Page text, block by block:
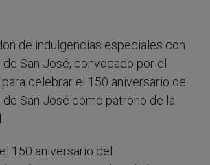
de indulgencias especiales con
San José, convocado por el
celebrar el 150 aniversario de
de San José como patrono de la
150 aniversario del